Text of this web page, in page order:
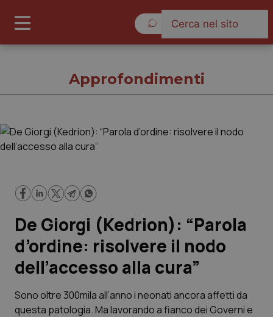
Governo e Parlamento
Regioni e Asl
Lavoro e Professioni
Scienza e Farmaci
Approfondimenti
De Giorgi (Kedrion): “Parola
d’ordine: risolvere il nodo
dell’accesso alla cura”
Sono oltre 300mila all’anno i neonati ancora affetti da
questa patologia. Ma lavorando a fianco dei Governi e